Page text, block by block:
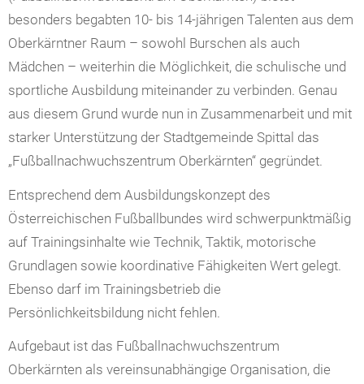
besonders begabten 10- bis 14-jährigen Talenten aus dem
Oberkärntner Raum – sowohl Burschen als auch
Mädchen – weiterhin die Möglichkeit, die schulische und
sportliche Ausbildung miteinander zu verbinden. Genau
aus diesem Grund wurde nun in Zusammenarbeit und mit
starker Unterstützung der Stadtgemeinde Spittal das
„Fußballnachwuchszentrum Oberkärnten“ gegründet.
Entsprechend dem Ausbildungskonzept des
Österreichischen Fußballbundes wird schwerpunktmäßig
auf Trainingsinhalte wie Technik, Taktik, motorische
Grundlagen sowie koordinative Fähigkeiten Wert gelegt.
Ebenso darf im Trainingsbetrieb die
Persönlichkeitsbildung nicht fehlen.
Aufgebaut ist das Fußballnachwuchszentrum
Oberkärnten als vereinsunabhängige Organisation, die